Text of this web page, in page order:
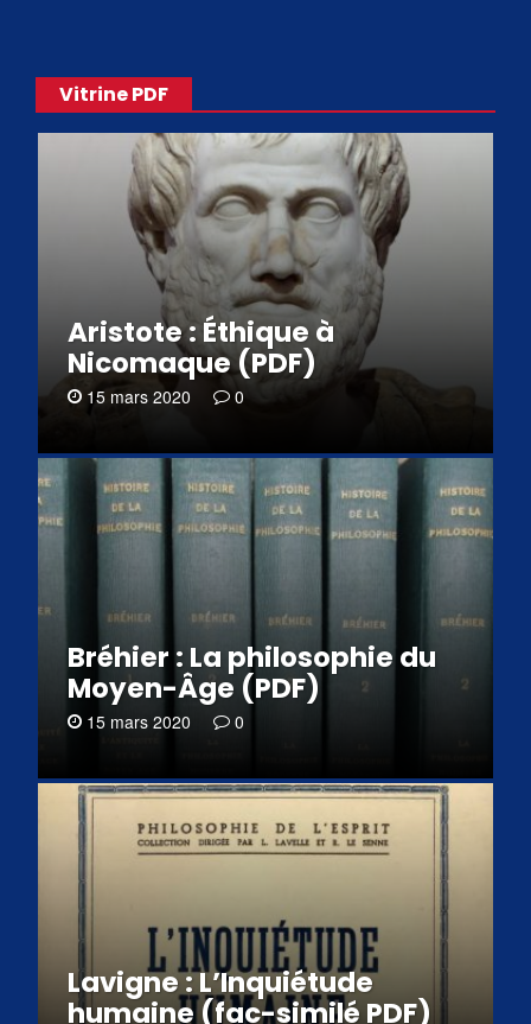
Vitrine PDF
Aristote : Éthique à
Nicomaque (PDF)
15 mars 2020 0
Bréhier : La philosophie du
Moyen-Âge (PDF)
15 mars 2020 0
Lavigne : L’Inquiétude
humaine (fac-similé PDF)